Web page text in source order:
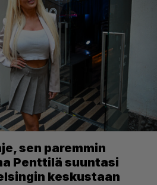
sen paremmin
Penttilä suuntasi
keskustaan